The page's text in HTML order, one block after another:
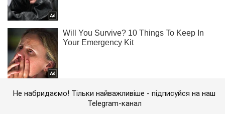
Не набридаємо! Тільки найважливіше - підписуйся на наш
Telegram-канал